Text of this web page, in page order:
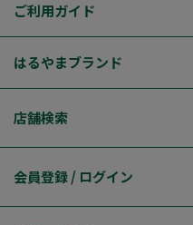
ご利用ガイド
はるやまブランド
店舗検索
会員登録 / ログイン